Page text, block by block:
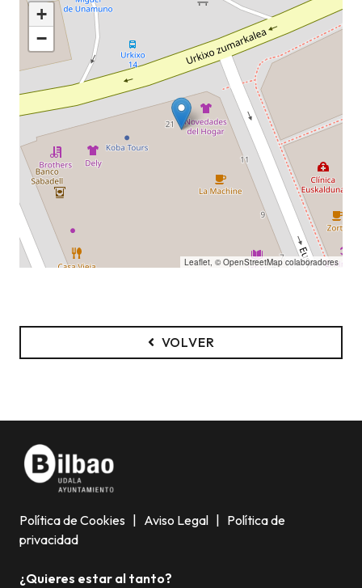
+
−
Leaflet, ©OpenStreetMap colaboradores
VOLVER
Política de Cookies | Aviso Legal | Política de
privacidad
¿Quieres estar al tanto?